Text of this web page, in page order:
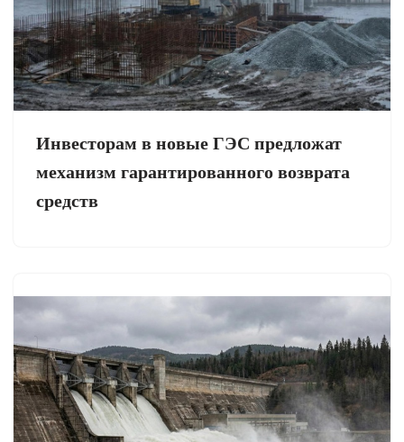
Инвесторам в новые ГЭС предложат
механизм гарантированного возврата
средств